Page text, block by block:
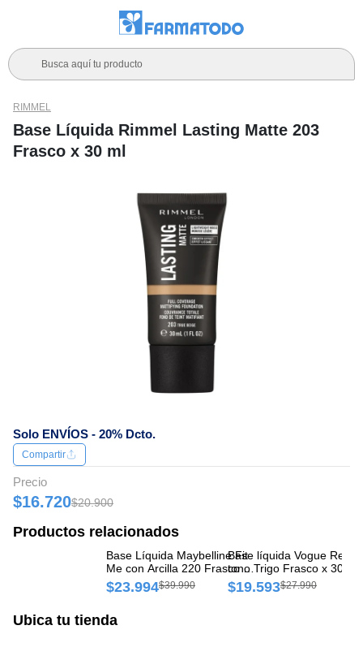
Busca aquí tu producto
Solo ENVÍOS - 20% Dcto.
RIMMEL
Base Líquida Rimmel Lasting Matte 203
Frasco x 30 ml
Compartir
Precio
$16.720$20.900
Productos relacionados
Base Líquida Maybelline Fit
Me con Arcilla 220 Frasco x
30 ml
$23.994$39.990
Base líquida Vogue Resist
tono Trigo Frasco x 30 ml
$19.593$27.990
Ubica tu tienda